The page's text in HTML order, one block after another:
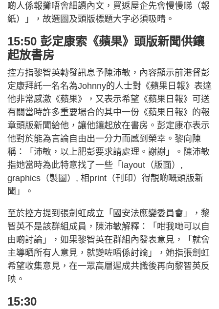
啲人係報攤唔會細讀內文，買返屋企先會慢慢睇（報
紙）」，故選圖及頭版標題大字必須吸晴。
15:50 彭定康索《蘋果》頭版新聞供鑲
起放書房
控方指黎智英轉發訊息予陳沛敏，內容顯示前港督彭
定康拜託一名名為Johnny的人士對《蘋果日報》表達
他非常感激《蘋果》，又表示希望《蘋果日報》可送
有關當時許多重要場合的其中一份《蘋果日報》的報
章頭版新聞給他，讓他鑲起放在書房。彭定康亦表示
他對於能為言論自由出一分力而感到榮幸。黎向陳
稱：「沛敏，以上肥彭要求請處理。謝謝」。陳沛敏
指她當時為此特意找了一些「layout（版面）,
graphics（製圖）, 相print（刊印）得靚啲嘅頭版新
聞」。
至於控方提到張劍虹成立「國安法應變委員會」，黎
智英不是該群組成員，陳沛敏解釋：「咁我哋可以自
由啲討論」，如果黎智英在群組內發表意見，「就會
主導晒所有人意見，就變咗唔係討論」，她指張劍虹
希望收集意見，在一眾高層遲成共識後再向黎智英反
映。
15:30